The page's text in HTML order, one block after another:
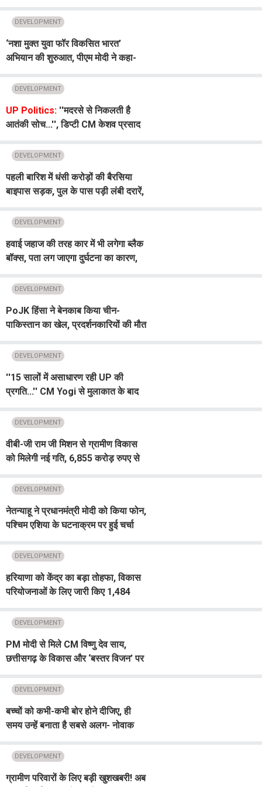
DEVELOPMENT
‘नशा मुक्त युवा फॉर विकसित भारत’
अभियान की शुरुआत, पीएम मोदी ने कहा-
प्लान
DEVELOPMENT
UP Politics: ''मदरसे से निकलती है
आतंकी सोच...'', डिप्टी CM केशव प्रसाद
ने घेरा
DEVELOPMENT
पहली बारिश में धंसी करोड़ों की बैरसिया
बाइपास सड़क, पुल के पास पड़ी लंबी दरारें,
DEVELOPMENT
हवाई जहाज की तरह कार में भी लगेगा ब्लैक
बॉक्स, पता लग जाएगा दुर्घटना का कारण,
DEVELOPMENT
PoJK हिंसा ने बेनकाब किया चीन-
पाकिस्तान का खेल, प्रदर्शनकारियों की मौत
DEVELOPMENT
''15 सालों में असाधारण रही UP की
प्रगति...'' CM Yogi से मुलाकात के बाद
बड़ा ऐलान
DEVELOPMENT
वीबी-जी राम जी मिशन से ग्रामीण विकास
को मिलेगी नई गति, 6,855 करोड़ रुपए से
DEVELOPMENT
नेतन्याहू ने प्रधानमंत्री मोदी को किया फोन,
पश्चिम एशिया के घटनाक्रम पर हुई चर्चा
DEVELOPMENT
हरियाणा को केंद्र का बड़ा तोहफा, विकास
परियोजनाओं के लिए जारी किए 1,484
DEVELOPMENT
PM मोदी से मिले CM विष्णु देव साय,
छत्तीसगढ़ के विकास और ‘बस्तर विजन’ पर
DEVELOPMENT
बच्चों को कभी-कभी बोर होने दीजिए, ही
समय उन्हें बनाता है सबसे अलग- नोवाक
DEVELOPMENT
ग्रामीण परिवारों के लिए बड़ी खुशखबरी! अब